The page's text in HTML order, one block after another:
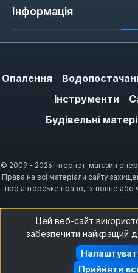
Інформація
Опалення
Інструменти
Будівельні
© 2009 - 2026 Інтернет-магазин
Права на всі матеріали сайту
про авторське право, їх повне або
Цей веб-сайт
забезпечити найкращий
Прийняти